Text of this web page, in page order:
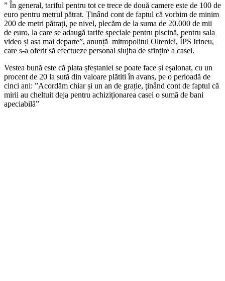
” În general, tariful pentru tot ce trece de două camere este de 100 de
euro pentru metrul pătrat. Ținând cont de faptul că vorbim de minim
200 de metri pătrați, pe nivel, plecăm de la suma de 20.000 de mii
de euro, la care se adaugă tarife speciale pentru piscină, pentru sala
video și așa mai departe”, anunță mitropolitul Olteniei, ÎPS Irineu,
care s-a oferit să efectueze personal slujba de sfințire a casei.
Vestea bună este că plata șfeștaniei se poate face și eșalonat, cu un
procent de 20 la sută din valoare plătiti în avans, pe o perioadă de
cinci ani: ”Acordăm chiar și un an de grație, ținând cont de faptul că
mirii au cheltuit deja pentru achiziționarea casei o sumă de bani
apeciabilă”